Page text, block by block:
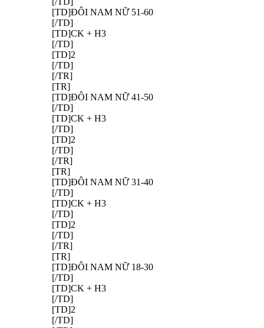
[TD]ĐÔI NAM NỮ 51-60
[/TD]
[TD]CK + H3
[/TD]
[TD]2
[/TD]
[/TR]
[TR]
[TD]ĐÔI NAM NỮ 41-50
[/TD]
[TD]CK + H3
[/TD]
[TD]2
[/TD]
[/TR]
[TR]
[TD]ĐÔI NAM NỮ 31-40
[/TD]
[TD]CK + H3
[/TD]
[TD]2
[/TD]
[/TR]
[TR]
[TD]ĐÔI NAM NỮ 18-30
[/TD]
[TD]CK + H3
[/TD]
[TD]2
[/TD]